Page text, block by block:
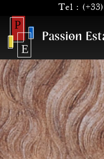
Tel :
Passion